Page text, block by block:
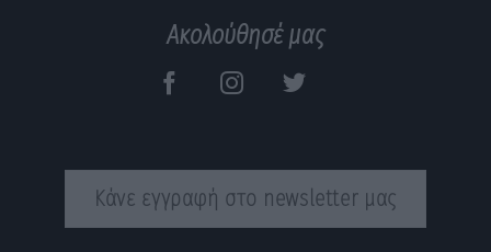
Ακολούθησέ μας
Κάνε εγγραφή στο newsletter μας